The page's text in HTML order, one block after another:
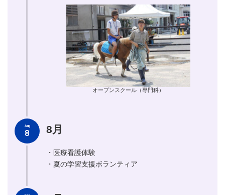
オープンスクール（専門科）
8月
・医療看護体験
・夏の学習支援ボランティア
Aug
8